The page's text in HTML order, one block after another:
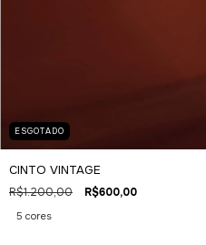
ESGOTADO
CINTO VINTAGE
R$1.200,00 R$600,00
5 cores